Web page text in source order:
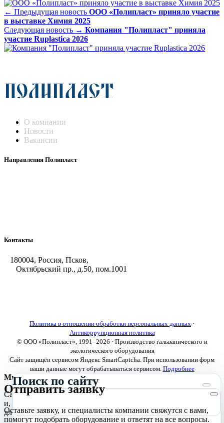
← Предыдущая новость ООО «Полипласт» приняло участие
в выставке Химия 2025
Следующая новость → Компания "Полипласт" приняла
участие Ruplastica 2026
О компании
Новости
Вакансии
Направления Полипласт
Контакты
180004, Россия, Псков,
Октябрьский пр., д.50, пом.1001
Политика в отношении обработки персональных данных ·
Антикоррупционная политика
© ООО «Полипласт», 1991–2026 · Производство гальванического и
экологического оборудования
Сайт защищён сервисом Яндекс SmartCaptcha. При использовании форм
ваши данные могут обрабатываться сервисом. Подробнее
Поиск по сайту
Отправить заявку
Оставьте заявку, и специалисты компании свяжутся с вами,
помогут подобрать оборудование и ответят на все вопросы.
Мы используем cookies
Сайт использует необходимые cookies для корректной работы
и, с вашего согласия, аналитические cookies Яндекс.Метрики
для улучшения сайта.Подробнее